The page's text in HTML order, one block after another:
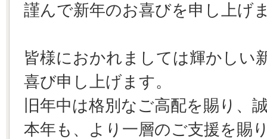
謹んで新年のお喜びを申し上げ
皆様におかれましては輝かしい
喜び申し上げます。
旧年中は格別なご高配を賜り、
本年も、より一層のご支援を賜